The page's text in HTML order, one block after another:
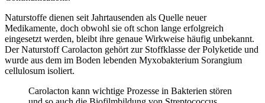
Naturstoffe dienen seit Jahrtausenden als Quelle neuer
Medikamente, doch obwohl sie oft schon lange erfolgreich
eingesetzt werden, bleibt ihre genaue Wirkweise häufig unbekannt.
Der Naturstoff Carolacton gehört zur Stoffklasse der Polyketide und
wurde aus dem im Boden lebenden Myxobakterium Sorangium
cellulosum isoliert.
Carolacton kann wichtige Prozesse in Bakterien stören